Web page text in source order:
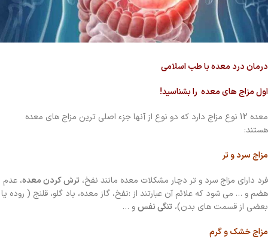
درمان درد معده با طب اسلامی
اول مزاج های معده را بشناسید!
معده 12 نوع مزاج دارد که دو نوع از آنها جزء اصلی ترین مزاج های معده
هستند:
مزاج سرد و تر
فرد دارای مزاج سرد و تر دچار مشکلات معده مانند نفخ، ترش کردن معده، عدم
هضم و … می شود که علائم آن عبارتند از :نفخ، گاز معده، باد گلو، قلنج ( روده یا
بعضی از قسمت های بدن)، تنگی نفسو …
مزاج خشک و گرم